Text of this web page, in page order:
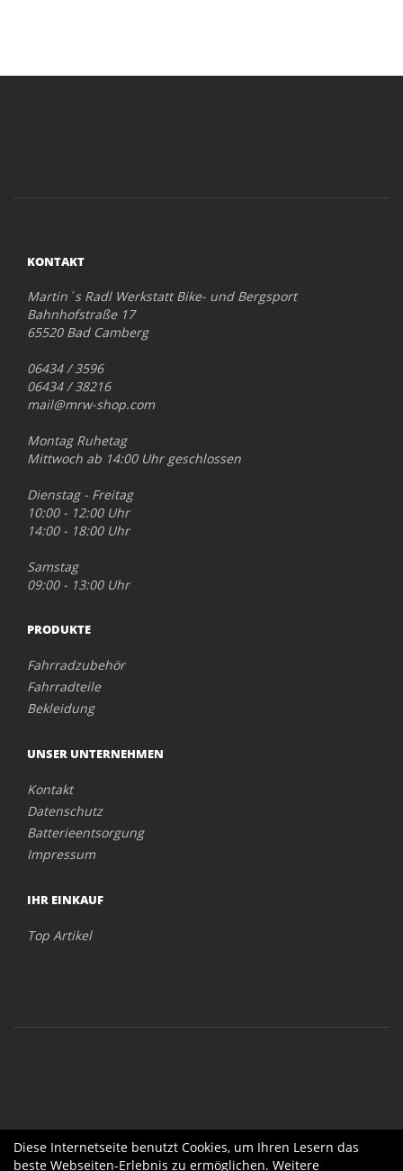
KONTAKT
Martin´s Radl Werkstatt Bike- und Bergsport
Bahnhofstraße 17
65520 Bad Camberg
06434 / 3596
06434 / 38216
mail@mrw-shop.com
Montag Ruhetag
Mittwoch ab 14:00 Uhr geschlossen
Dienstag - Freitag
10:00 - 12:00 Uhr
14:00 - 18:00 Uhr
Samstag
09:00 - 13:00 Uhr
PRODUKTE
Fahrradzubehör
Fahrradteile
Bekleidung
UNSER UNTERNEHMEN
Kontakt
Datenschutz
Batterieentsorgung
Impressum
IHR EINKAUF
Top Artikel
Diese Internetseite benutzt Cookies, um Ihren Lesern das
beste Webseiten-Erlebnis zu ermöglichen. Weitere